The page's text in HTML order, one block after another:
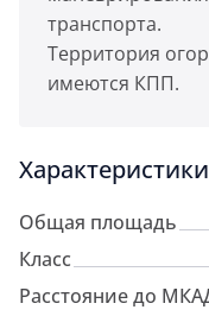
транспорта.
Территория
имеются КПП.
Характеристики
Общая площадь
Класс
Расстояние до